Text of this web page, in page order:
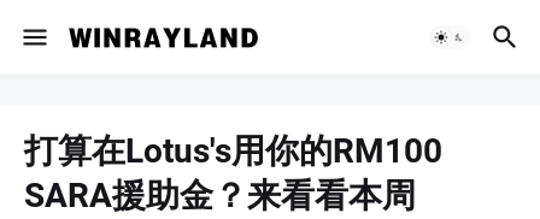
打算在Lotus's用你的RM100
SARA援助金？来看看本周